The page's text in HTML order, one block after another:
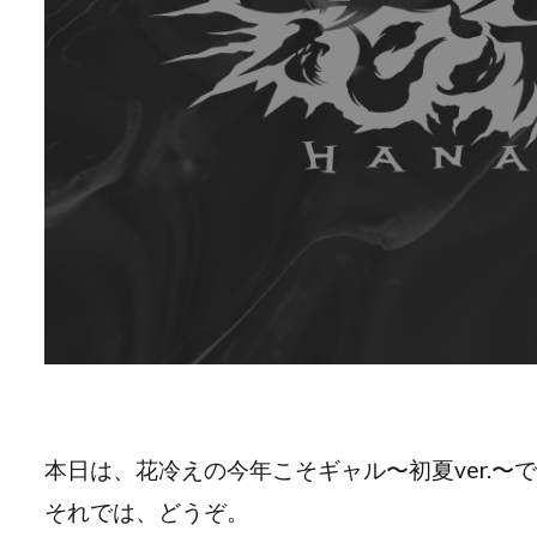
本日は、花冷えの今年こそギャル〜初夏ver.〜
それでは、どうぞ。